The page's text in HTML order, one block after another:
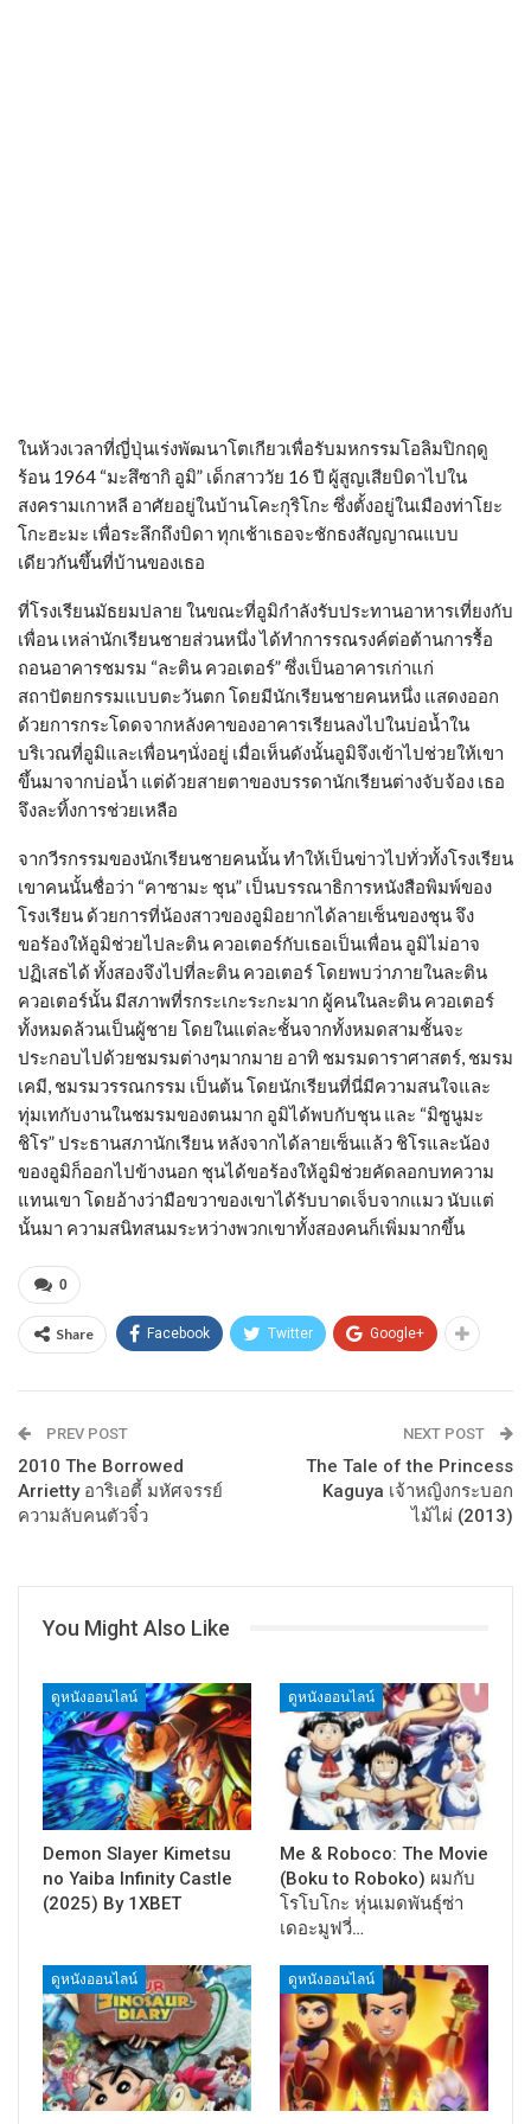
ในห้วงเวลาที่ญี่ปุ่นเร่งพัฒนาโตเกียวเพื่อรับมหกรรมโอลิมปิกฤดู
ร้อน 1964 “มะสึซากิ อูมิ” เด็กสาววัย 16 ปี ผู้สูญเสียบิดาไปใน
สงครามเกาหลี อาศัยอยู่ในบ้านโคะกุริโกะ ซึ่งตั้งอยู่ในเมืองท่าโยะ
โกะฮะมะ เพื่อระลึกถึงบิดา ทุกเช้าเธอจะชักธงสัญญาณแบบ
เดียวกันขึ้นที่บ้านของเธอ
ที่โรงเรียนมัธยมปลาย ในขณะที่อูมิกำลังรับประทานอาหารเที่ยงกับ
เพื่อน เหล่านักเรียนชายส่วนหนึ่ง ได้ทำการรณรงค์ต่อต้านการรื้อ
ถอนอาคารชมรม “ละติน ควอเตอร์” ซึ่งเป็นอาคารเก่าแก่
สถาปัตยกรรมแบบตะวันตก โดยมีนักเรียนชายคนหนึ่ง แสดงออก
ด้วยการกระโดดจากหลังคาของอาคารเรียนลงไปในบ่อน้ำใน
บริเวณที่อูมิและเพื่อนๆนั่งอยู่ เมื่อเห็นดังนั้นอูมิจึงเข้าไปช่วยให้เขา
ขึ้นมาจากบ่อน้ำ แต่ด้วยสายตาของบรรดานักเรียนต่างจับจ้อง เธอ
จึงละทิ้งการช่วยเหลือ
จากวีรกรรมของนักเรียนชายคนนั้น ทำให้เป็นข่าวไปทั่วทั้งโรงเรียน
เขาคนนั้นชื่อว่า “คาซามะ ชุน” เป็นบรรณาธิการหนังสือพิมพ์ของ
โรงเรียน ด้วยการที่น้องสาวของอูมิอยากได้ลายเซ็นของชุน จึง
ขอร้องให้อูมิช่วยไปละติน ควอเตอร์กับเธอเป็นเพื่อน อูมิไม่อาจ
ปฏิเสธได้ ทั้งสองจึงไปที่ละติน ควอเตอร์ โดยพบว่าภายในละติน
ควอเตอร์นั้น มีสภาพที่รกระเกะระกะมาก ผู้คนในละติน ควอเตอร์
ทั้งหมดล้วนเป็นผู้ชาย โดยในแต่ละชั้นจากทั้งหมดสามชั้นจะ
ประกอบไปด้วยชมรมต่างๆมากมาย อาทิ ชมรมดาราศาสตร์, ชมรม
เคมี, ชมรมวรรณกรรม เป็นต้น โดยนักเรียนที่นี่มีความสนใจและ
ทุ่มเทกับงานในชมรมของตนมาก อูมิได้พบกับชุน และ “มิซูนูมะ
ชิโร” ประธานสภานักเรียน หลังจากได้ลายเซ็นแล้ว ชิโรและน้อง
ของอูมิก็ออกไปข้างนอก ชุนได้ขอร้องให้อูมิช่วยคัดลอกบทความ
แทนเขา โดยอ้างว่ามือขวาของเขาได้รับบาดเจ็บจากแมว นับแต่
นั้นมา ความสนิทสนมระหว่างพวกเขาทั้งสองคนก็เพิ่มมากขึ้น
0
Share Facebook Twitter Google+
PREV POST
2010 The Borrowed
Arrietty อาริเอตี้ มหัศจรรย์
ความลับคนตัวจิ๋ว
NEXT POST
The Tale of the Princess
Kaguya เจ้าหญิงกระบอก
ไม้ไผ่ (2013)
You Might Also Like
ดูหนังออนไลน์
Demon Slayer Kimetsu
no Yaiba Infinity Castle
(2025) By 1XBET
ดูหนังออนไลน์
Me & Roboco: The Movie
(Boku to Roboko) ผมกับ
โรโบโกะ หุ่นเมดพันธุ์ซ่า
เดอะมูฟวี่…
ดูหนังออนไลน์ ดูหนังออนไลน์